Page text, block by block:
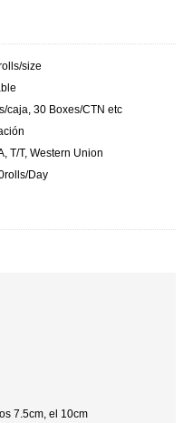
size
caja, 30 Boxes/CTN etc
T/T, Western Union
Day
7.5cm, el 10cm